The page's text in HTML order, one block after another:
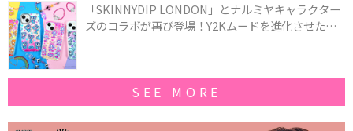
「SKINNYDIP LONDON」とナルミヤキャラクター
ズのコラボが再び登場！Y2Kムードを進化させた新
SEE MORE